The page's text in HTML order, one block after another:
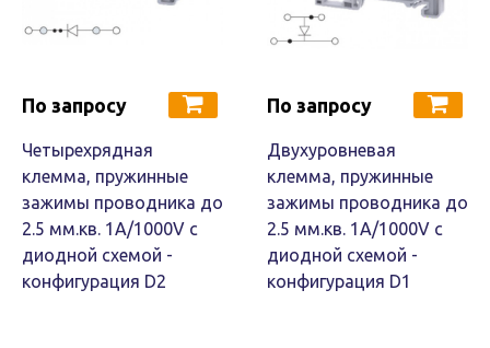
По запросу
Четырехрядная
клемма, пружинные
зажимы проводника до
2.5 мм.кв. 1A/1000V с
диодной схемой -
конфигурация D2
По запросу
Двухуровневая
клемма, пружинные
зажимы проводника до
2.5 мм.кв. 1A/1000V с
диодной схемой -
конфигурация D1